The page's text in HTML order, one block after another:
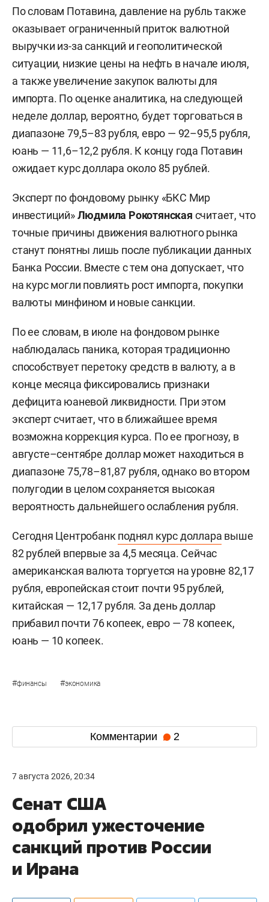
По словам Потавина, давление на рубль также
оказывает ограниченный приток валютной
выручки из-за санкций и геополитической
ситуации, низкие цены на нефть в начале июля,
а также увеличение закупок валюты для
импорта. По оценке аналитика, на следующей
неделе доллар, вероятно, будет торговаться в
диапазоне 79,5–83 рубля, евро — 92–95,5 рубля,
юань — 11,6–12,2 рубля. К концу года Потавин
ожидает курс доллара около 85 рублей.
Эксперт по фондовому рынку «БКС Мир
инвестиций»Людмила Рокотянская считает, что
точные причины движения валютного рынка
станут понятны лишь после публикации данных
Банка России. Вместе с тем она допускает, что
на курс могли повлиять рост импорта, покупки
валюты минфином и новые санкции.
По ее словам, в июле на фондовом рынке
наблюдалась паника, которая традиционно
способствует перетоку средств в валюту, а в
конце месяца фиксировались признаки
дефицита юаневой ликвидности. При этом
эксперт считает, что в ближайшее время
возможна коррекция курса. По ее прогнозу, в
августе–сентябре доллар может находиться в
диапазоне 75,78–81,87 рубля, однако во втором
полугодии в целом сохраняется высокая
вероятность дальнейшего ослабления рубля.
Сегодня Центробанк поднял курс доллара выше
82 рублей впервые за 4,5 месяца. Сейчас
американская валюта торгуется на уровне 82,17
рубля, европейская стоит почти 95 рублей,
китайская — 12,17 рубля. За день доллар
прибавил почти 76 копеек, евро — 78 копеек,
юань — 10 копеек.
#финансы #экономика
Комментарии 2
7 августа 2026, 20:34
Сенат США
одобрил ужесточение
санкций против России
и Ирана